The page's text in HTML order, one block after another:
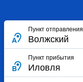
Пункт отправления
Пункт прибытия